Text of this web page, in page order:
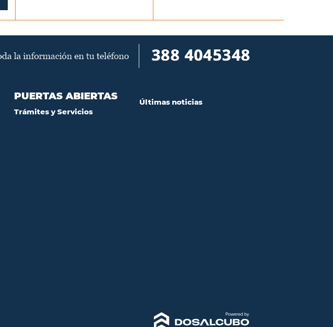
PUERTAS ABIERTAS
Trámites y Servicios
Últimas noticias